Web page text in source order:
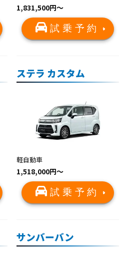
1,831,500円～
試乗予約
ステラ カスタム
軽自動車
1,518,000円～
試乗予約
サンバーバン